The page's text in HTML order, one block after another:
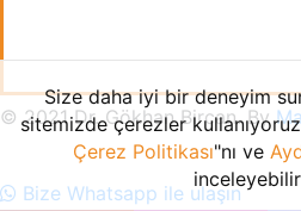
Size daha iyi bir deneyim
sitemizde çerezler
Çerez Politikası"nı ve
© 2021 Dr. Gökhan Bircan. By
Bize Whatsapp ile ulaşın